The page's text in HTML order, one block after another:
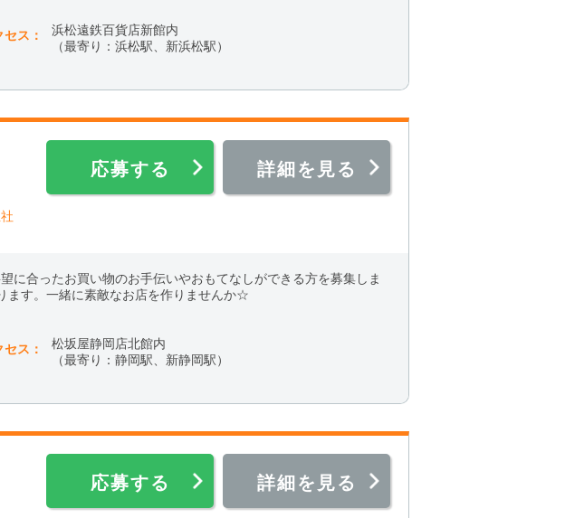
セス：
浜松遠鉄百貨店新館内
（最寄り：浜松駅、新浜松駅）
応募する 詳細を見る
ったお買い物のお手伝いやおもてなしができる方を募集しま
ます。一緒に素敵なお店を作りませんか☆
セス：
松坂屋静岡店北館内
（最寄り：静岡駅、新静岡駅）
応募する 詳細を見る